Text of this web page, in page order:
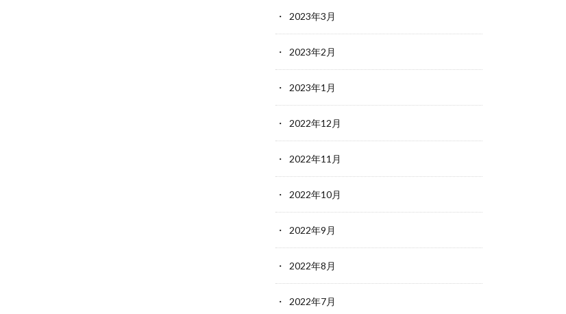
2023年3月
2023年2月
2023年1月
2022年12月
2022年11月
2022年10月
2022年9月
2022年8月
2022年7月